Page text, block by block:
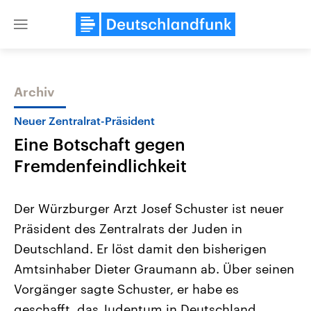
Close
Themen
Landtagswahl Sachsen-Anhalt
2026
Alle Informationen
Sachsen-Anhalt wählt am 6.
September 2026 einen neuen
Landtag. Seit 2021 wird das
Bundesland von einer Koalition aus
USA
Aktuelle Beiträge,
Hintergründe
Wirtschaftlich und
gehören die Vereinigten
den mächtigsten Ländern
mit großem Einfluss auf
Archiv
Neuer Zentralrat-Präsident
Eine Botschaft gegen
Fremdenfeindlichkeit
Der Würzburger Arzt Josef Schuster ist neuer
Präsident des Zentralrats der Juden in
Deutschland. Er löst damit den bisherigen
Amtsinhaber Dieter Graumann ab. Über seinen
Vorgänger sagte Schuster, er habe es